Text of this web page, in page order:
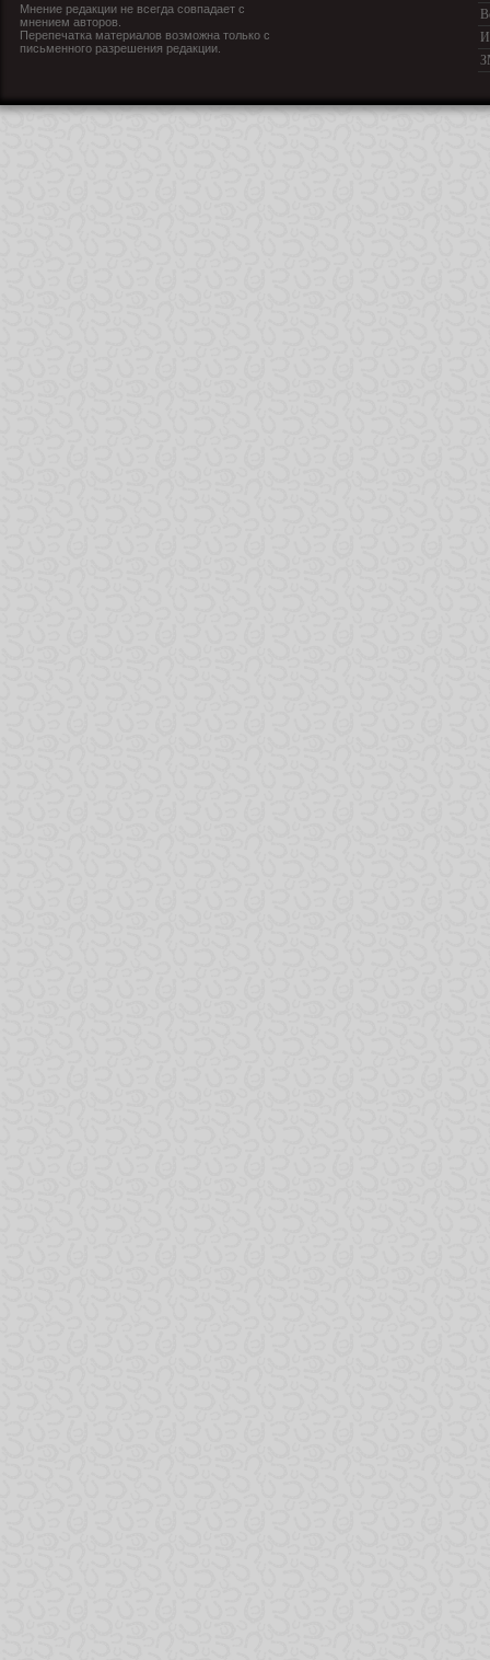
Мнение редакции не всегда совпадает с
мнением авторов.
Перепечатка материалов возможна только с
письменного разрешения редакции.